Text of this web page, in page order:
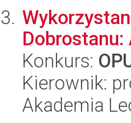
Konkurs:
Kierownik:
Akademia